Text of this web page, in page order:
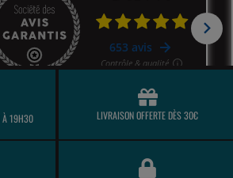
(17 avis)
À 19H30 LIVRAISON OFFERTE DÈS 30€